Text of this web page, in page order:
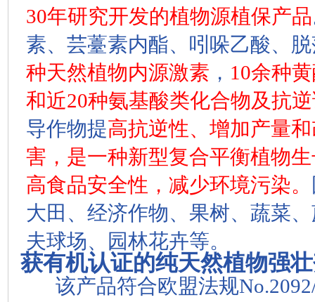
30年研究开发的植物源植保产品
素、芸薹素内酯、吲哚乙酸、
种天然植物内源激素 ， 10余种
和近20种氨基酸类化合物及抗
导作物提高抗逆性、增加产量
害，是一种新型复合平衡植物
高食品安全性，减少环境污染。
大田、经济作物、果树、蔬菜
夫球场、园林花卉等。
获有机认证的纯天然植物强
该产品符合欧盟法规